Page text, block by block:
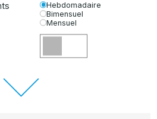
Hebdomadaire
Bimensuel
Mensuel